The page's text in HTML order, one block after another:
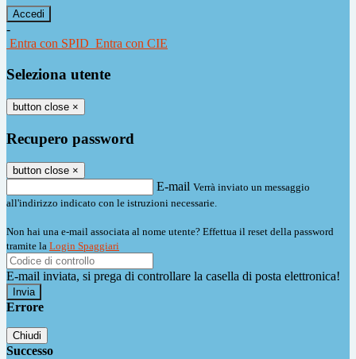
-
Entra con SPID Entra con CIE
Seleziona utente
button close ×
Recupero password
button close ×
E-mail Verrà inviato un messaggio
all'indirizzo indicato con le istruzioni necessarie.
Non hai una e-mail associata al nome utente? Effettua il reset della password
tramite la Login Spaggiari
E-mail inviata, si prega di controllare la casella di posta elettronica!
Errore
Chiudi
Successo